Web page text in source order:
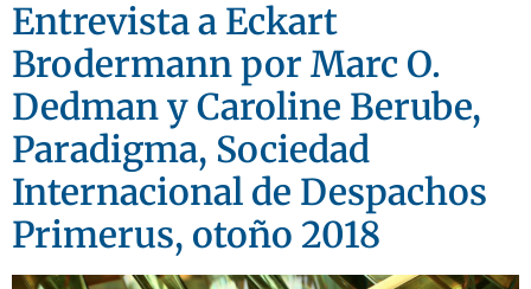
Entrevista a Eckart
Brodermann por Marc O.
Dedman y Caroline Berube,
Paradigma, Sociedad
Internacional de Despachos
Primerus, otoño 2018